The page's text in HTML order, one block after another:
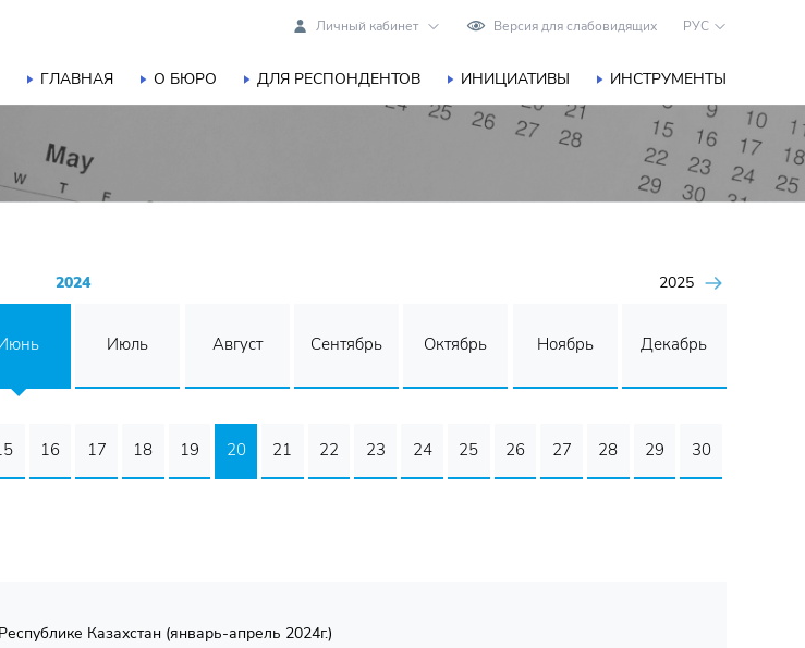
Личный кабинет Версия для слабовидящих РУС
ГЛАВНАЯ О БЮРО ДЛЯ РЕСПОНДЕНТОВ ИНИЦИАТИВЫ ИНСТРУМЕНТЫ
2024 2025
Июль Август Сентябрь Октябрь Ноябрь Декабрь
16 17 18 19 20 21 22 23 24 25 26 27 28 29 30
Казахстан (январь-апрель 2024г.)